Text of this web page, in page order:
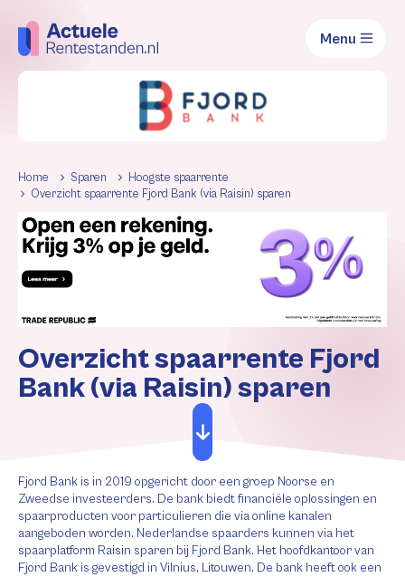
Menu
Home Sparen
Hoogste spaarrente
Overzicht spaarrente Fjord Bank (via Raisin) sparen
Overzicht spaarrente Fjord
Bank (via Raisin) sparen
Fjord Bank is in 2019 opgericht door een groep Noorse en
Zweedse investeerders. De bank biedt financiële oplossingen en
spaarproducten voor particulieren die via online kanalen
aangeboden worden. Nederlandse spaarders kunnen via het
spaarplatform Raisin sparen bij Fjord Bank. Het hoofdkantoor van
Fjord Bank is gevestigd in Vilnius, Litouwen. De bank heeft ook een